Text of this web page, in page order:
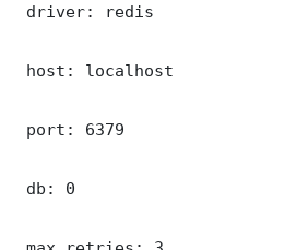
driver: redis
host: localhost
port: 6379
db: 0